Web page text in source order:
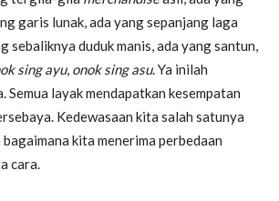
garis lunak, ada yang sepanjang laga
sebaliknya duduk manis, ada yang santun,
sing ayu, onok sing asu. Ya inilah
Semua layak mendapatkan kesempatan
Kedewasaan kita salah satunya
kita menerima perbedaan
cara.